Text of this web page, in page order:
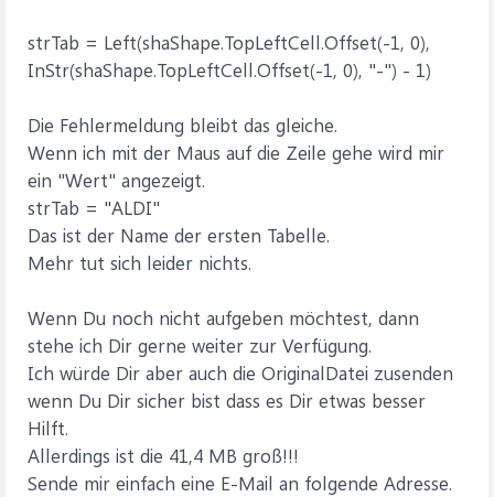
strTab = Left(shaShape.TopLeftCell.Offset(-1, 0),
InStr(shaShape.TopLeftCell.Offset(-1, 0), "-") - 1)
Die Fehlermeldung bleibt das gleiche.
Wenn ich mit der Maus auf die Zeile gehe wird mir
ein "Wert" angezeigt.
strTab = "ALDI"
Das ist der Name der ersten Tabelle.
Mehr tut sich leider nichts.
Wenn Du noch nicht aufgeben möchtest, dann
stehe ich Dir gerne weiter zur Verfügung.
Ich würde Dir aber auch die OriginalDatei zusenden
wenn Du Dir sicher bist dass es Dir etwas besser
Hilft.
Allerdings ist die 41,4 MB groß!!!
Sende mir einfach eine E-Mail an folgende Adresse.